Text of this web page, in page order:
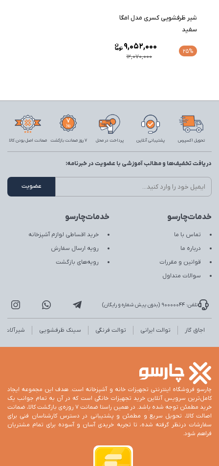
شیر ظرفشویی کسری مدل امگا
سفید
25%
12,070,000
9,052,000
تحویل اکسپرس پشتیبانی آنلاین پرداخت در محل 7 روز ضمانت بازگشت ضمانت اصل بودن کالا
خدمات‌چارسو
تماس با ما
درباره ما
قوانین و مقررات
سوالات متداول
خدمات‌چارسو
خرید اقساطی لوازم آشپزخانه
رویه ارسال سفارش
رویه‌های بازگشت
دریافت تخفیف‌ها و مطالب آموزشی با عضویت در خبرنامه:
تلفن: 90000044 (بدون پیش شماره و رایگان)
اجاق گاز توالت ایرانی توالت فرنگی سینک ظرفشویی شیرآلات
چارسو فروشگاه اینترنتی تجهیزات خانه و آشپزخانه است. هدف این مجموعه ایجاد
کامل‌ترین سرویس آنلاین خرید تجهیزات خانگی است که در آن به تمام جوانب یک
خرید مطمئن توجه شده باشد. در همین راستا ضمانت 7 روزه‌ی بازگشت کالا، ضمانت
اصالت کالا، تحویل سریع و مطمئن و پشتیبانی در دسترس کارشناسان فنی برای
سفارشات درنظر گرفته شده، تا تجربه خریدی آسان و آسوده برای تمام مشتریان
فراهم شود.